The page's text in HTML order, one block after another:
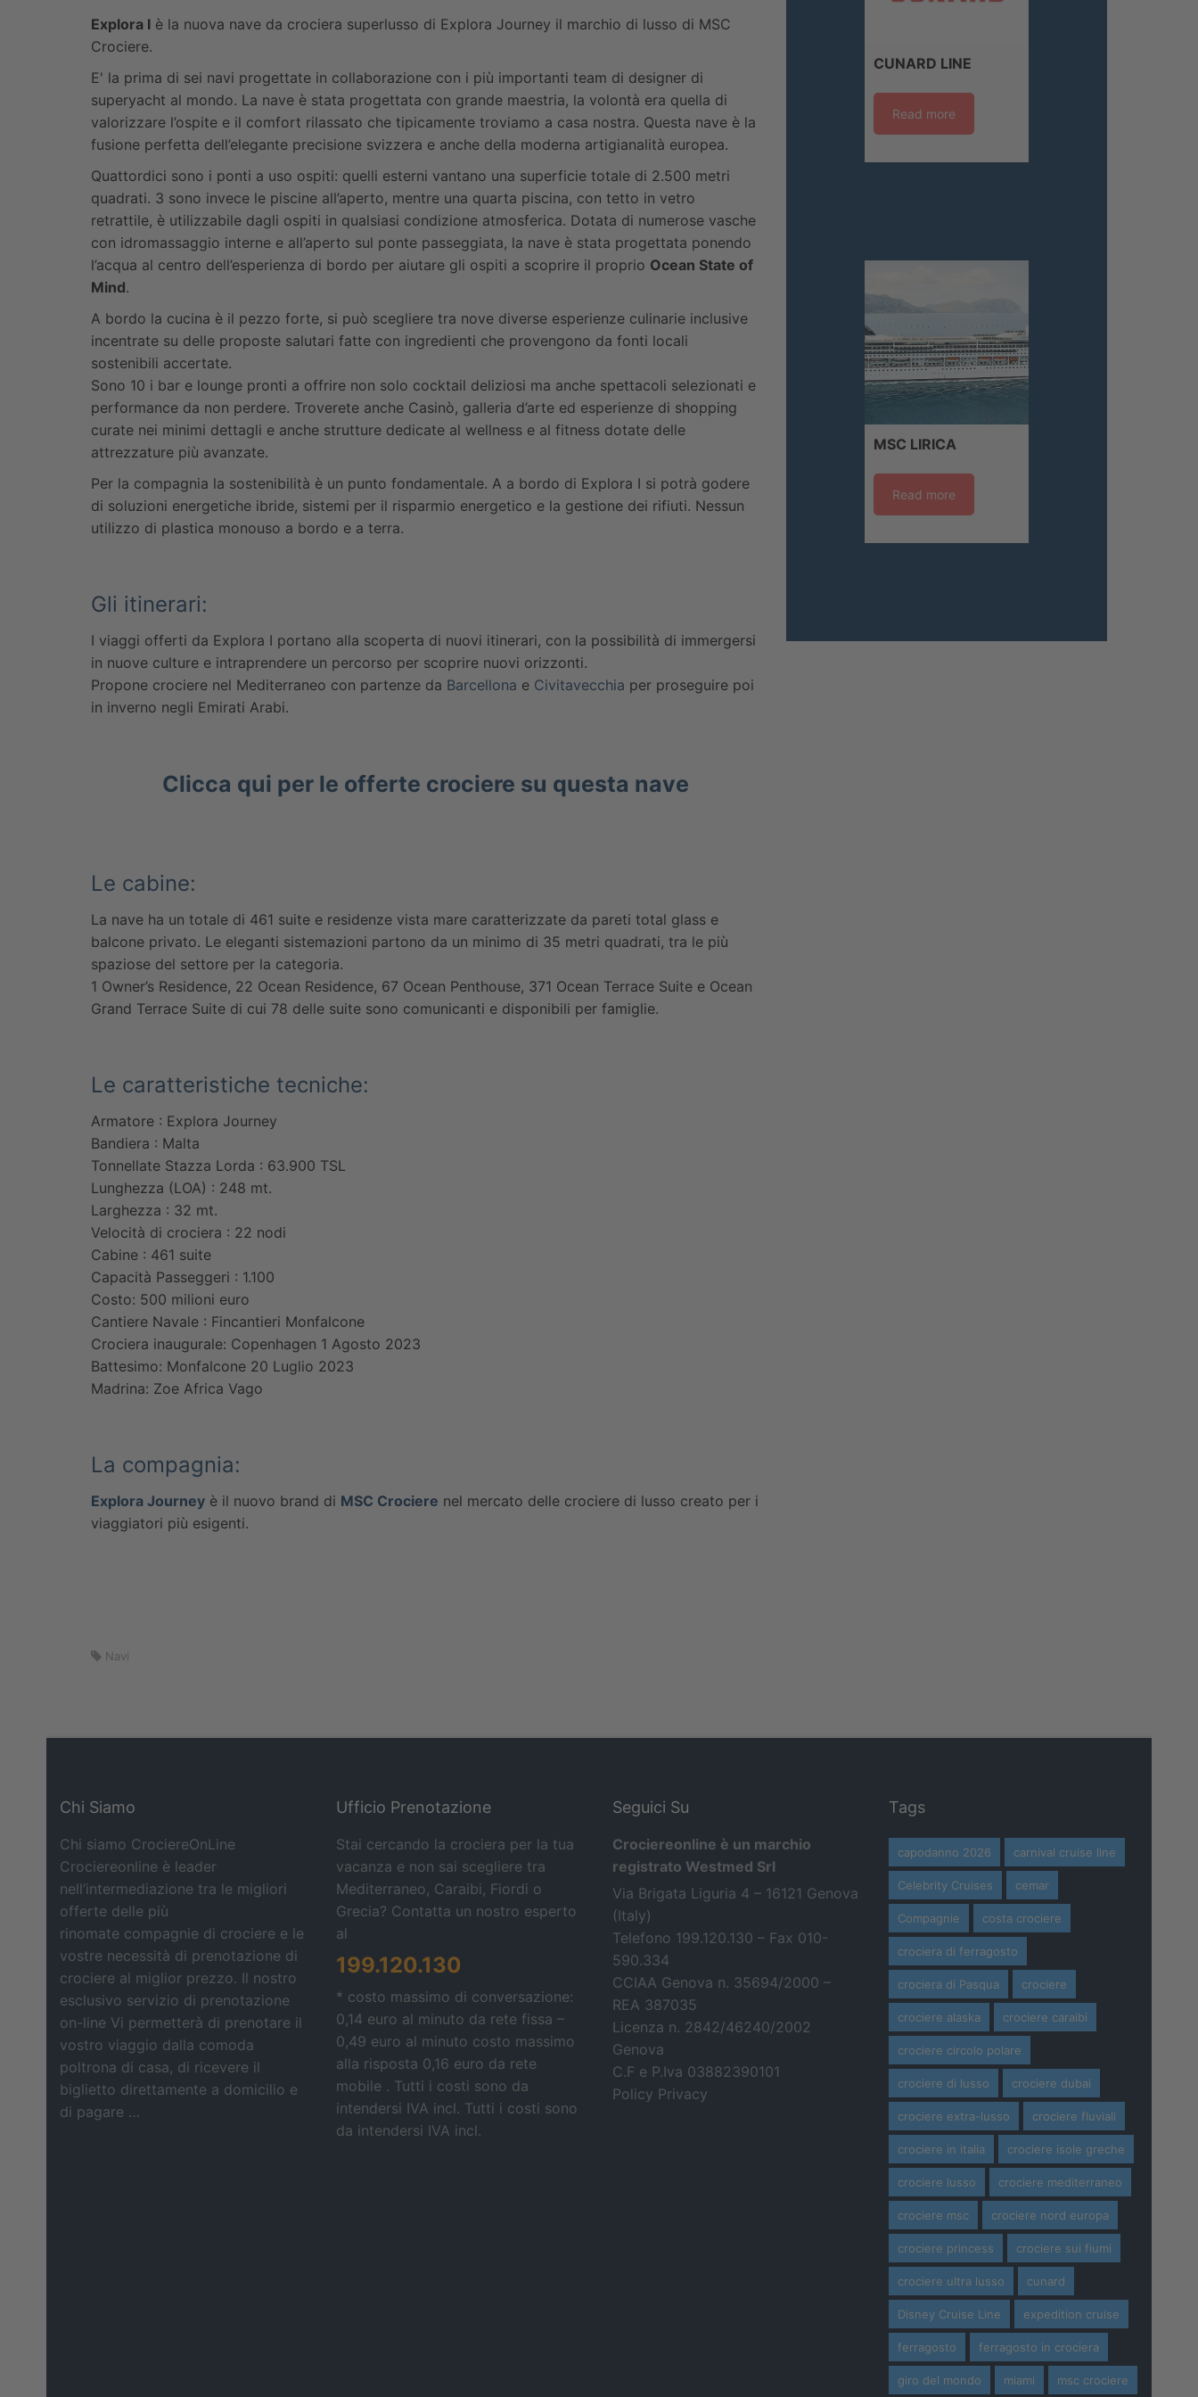
Explora I è la nuova nave da crociera superlusso di Explora Journey il marchio di lusso di MSC
Crociere.
E' la prima di sei navi progettate in collaborazione con i più importanti team di designer di
superyacht al mondo. La nave è stata progettata con grande maestria, la volontà era quella di
valorizzare l’ospite e il comfort rilassato che tipicamente troviamo a casa nostra. Questa nave è la
fusione perfetta dell’elegante precisione svizzera e anche della moderna artigianalità europea.
Quattordici sono i ponti a uso ospiti: quelli esterni vantano una superficie totale di 2.500 metri
quadrati. 3 sono invece le piscine all’aperto, mentre una quarta piscina, con tetto in vetro
retrattile, è utilizzabile dagli ospiti in qualsiasi condizione atmosferica. Dotata di numerose vasche
con idromassaggio interne e all’aperto sul ponte passeggiata, la nave è stata progettata ponendo
l’acqua al centro dell’esperienza di bordo per aiutare gli ospiti a scoprire il proprio Ocean State of
Mind.
A bordo la cucina è il pezzo forte, si può scegliere tra nove diverse esperienze culinarie inclusive
incentrate su delle proposte salutari fatte con ingredienti che provengono da fonti locali
sostenibili accertate.
Sono 10 i bar e lounge pronti a offrire non solo cocktail deliziosi ma anche spettacoli selezionati e
performance da non perdere. Troverete anche Casinò, galleria d’arte ed esperienze di shopping
curate nei minimi dettagli e anche strutture dedicate al wellness e al fitness dotate delle
attrezzature più avanzate.
Per la compagnia la sostenibilità è un punto fondamentale. A a bordo di Explora I si potrà godere
di soluzioni energetiche ibride, sistemi per il risparmio energetico e la gestione dei rifiuti. Nessun
utilizzo di plastica monouso a bordo e a terra.
Gli itinerari:
I viaggi offerti da Explora I portano alla scoperta di nuovi itinerari, con la possibilità di immergersi
in nuove culture e intraprendere un percorso per scoprire nuovi orizzonti.
Propone crociere nel Mediterraneo con partenze da Barcellona e Civitavecchia per proseguire poi
in inverno negli Emirati Arabi.
Clicca qui per le offerte crociere su questa nave
Le cabine:
La nave ha un totale di 461 suite e residenze vista mare caratterizzate da pareti total glass e
balcone privato. Le eleganti sistemazioni partono da un minimo di 35 metri quadrati, tra le più
spaziose del settore per la categoria.
1 Owner’s Residence, 22 Ocean Residence, 67 Ocean Penthouse, 371 Ocean Terrace Suite e Ocean
Grand Terrace Suite di cui 78 delle suite sono comunicanti e disponibili per famiglie.
Le caratteristiche tecniche:
Armatore : Explora Journey
Bandiera : Malta
Tonnellate Stazza Lorda : 63.900 TSL
Lunghezza (LOA) : 248 mt.
Larghezza : 32 mt.
Velocità di crociera : 22 nodi
Cabine : 461 suite
Capacità Passeggeri : 1.100
Costo: 500 milioni euro
Cantiere Navale : Fincantieri Monfalcone
Crociera inaugurale: Copenhagen 1 Agosto 2023
Battesimo: Monfalcone 20 Luglio 2023
Madrina: Zoe Africa Vago
La compagnia:
Explora Journey è il nuovo brand di MSC Crociere nel mercato delle crociere di lusso creato per i
viaggiatori più esigenti.
Navi
CUNARD LINE
Read more
MSC LIRICA
Read more
Chi Siamo
Chi siamo CrociereOnLine
Crociereonline è leader
nell’intermediazione tra le migliori
offerte delle più
rinomate compagnie di crociere e le
vostre necessità di prenotazione di
crociere al miglior prezzo. Il nostro
esclusivo servizio di prenotazione
on-line Vi permetterà di prenotare il
vostro viaggio dalla comoda
poltrona di casa, di ricevere il
biglietto direttamente a domicilio e
di pagare …
Ufficio Prenotazione
Stai cercando la crociera per la tua
vacanza e non sai scegliere tra
Mediterraneo, Caraibi, Fiordi o
Grecia? Contatta un nostro esperto
al
199.120.130
* costo massimo di conversazione:
0,14 euro al minuto da rete fissa –
0,49 euro al minuto costo massimo
alla risposta 0,16 euro da rete
mobile . Tutti i costi sono da
intendersi IVA incl. Tutti i costi sono
da intendersi IVA incl.
Seguici Su
Crociereonline è un marchio
registrato Westmed Srl
Via Brigata Liguria 4 – 16121 Genova
(Italy)
Telefono 199.120.130 – Fax 010-
590.334
CCIAA Genova n. 35694/2000 –
REA 387035
Licenza n. 2842/46240/2002
Genova
C.F e P.Iva 03882390101
Policy Privacy
Tags
capodanno 2026 carnival cruise line
Celebrity Cruises cemar
Compagnie costa crociere
crociera di ferragosto
crociera di Pasqua crociere
crociere alaska crociere caraibi
crociere circolo polare
crociere di lusso crociere dubai
crociere extra-lusso crociere fluviali
crociere in italia crociere isole greche
crociere lusso crociere mediterraneo
crociere msc crociere nord europa
crociere princess crociere sui fiumi
crociere ultra lusso cunard
Disney Cruise Line expedition cruise
ferragosto ferragosto in crociera
giro del mondo miami msc crociere